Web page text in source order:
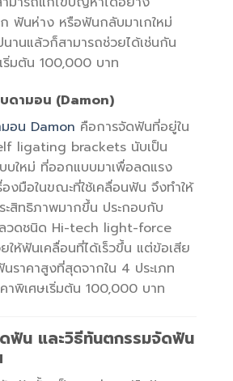
ฟันห่าง หรือฟันกลับมาเกใหม่
านแล้วก็สามารถช่วยได้เช่นกัน
ริ่มต้น 100,000 บาท
ดามอน (Damon)
อน Damon คือการจัดฟันที่อยู่ใน
ligating brackets นับเป็น
บใหม่ ที่ออกแบบมาเพื่อลดแรง
งมือในขณะที่ใช้เคลื่อนฟัน จึงทำให้
ะสิทธิภาพมากขึ้น ประกอบกับ
วดชนิด Hi-tech light-force
ห้ฟันเคลื่อนที่ได้เร็วขึ้น แต่ข้อเสีย
ราคาสูงที่สุดจากใน 4 ประเภท
พิเศษเริ่มต้น 100,000 บาท
ฟัน และวิธีทันตกรรมจัดฟัน